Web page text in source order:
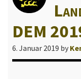
DEM
6. Januar 2019 by